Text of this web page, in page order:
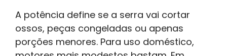
A potência define se a serra vai cortar
ossos, peças congeladas ou apenas
porções menores. Para uso doméstico,